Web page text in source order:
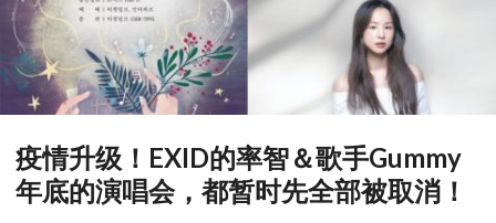
疫情升级！EXID的率智＆歌手Gummy
年底的演唱会，都暂时先全部被取消！